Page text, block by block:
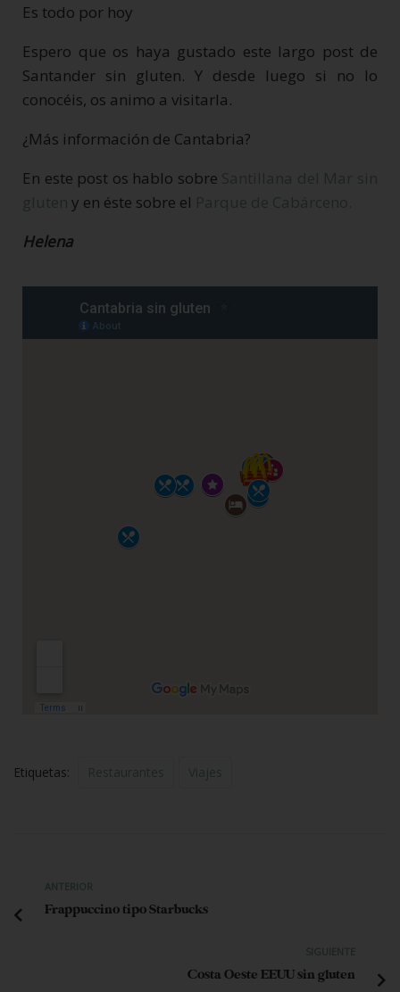
Es todo por hoy
Espero que os haya gustado este largo post de
Santander sin gluten. Y desde luego si no lo
conocéis, os animo a visitarla.
¿Más información de Cantabria?
En este post os hablo sobre Santillana del Mar sin
gluten y en éste sobre el Parque de Cabárceno.
Helena
Etiquetas: Restaurantes Viajes
ANTERIOR
Frappuccino tipo Starbucks
SIGUIENTE
Costa Oeste EEUU sin gluten